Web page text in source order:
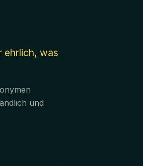
ehrlich, was
und